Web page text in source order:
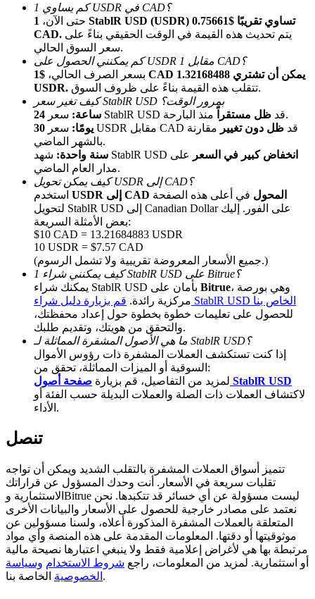
الإحالة
قم بدعوة صديق لتحصل على مكافآت نقدية
Deposit CASHCAT & Win
Deposit CASHCAT & Win
Share 500000 CASHCAT prize pool
Exclusive for BitMart Users
Register & Trade to Win 500,000 USDT
Precious Metals Trading Carnival
Trade Gold & Silver · 33,333 USDT Bonus
كم يساوي 1 USDR في CAD؟
حتى الآن، 1 StablR USD (USDR) تساوي تقريبًا $0.75661
CAD.
سعر السوق الحالي.
كم يمكنني الحصول على USDR مقابل 1 CAD؟
بسعر الصرف الحالي،
$1 CAD يمكن أن تشتري 1.32168488
USDR.
تتقلب هذه القيمة بناءً على ظروف السوق.
كيف تغير سعر StablR USD بمرور الوقت؟
24 ساعة:
سعر StablR USD قد ظل مستقراً
منذ البارحة.
30 يومًا:
سعر USDR مقابل CAD قد ظل دون تغيير مقارنة
بالشهر الماضي.
سنة واحدة: شهد StablR USD انخفاض كبير في السعر
على
مدار العام الماضي.
كيف يمكن تحويل USDR إلى CAD؟
USDR إلى CAD المحول في أعلى هذه الصفحة
لتحويل StablR USD إلى Canadian Dollar على الفور. إليك
بعض الأمثلة السريعة:
$10 CAD = 13.21684883 USDR
10 USDR = $7.57 CAD
(جميع الأسعار المعروضة تقريبية ولا تشمل الرسوم.)
كيف يمكنني شراء 1 StablR USD على Bitrue؟
Bitrue، وهي بورصة
مركزية رائدة.
قم بزيارة دليل شراء StablR USD الخاص بنا
للحصول على تعليمات خطوة بخطوة حول إعداد محفظتك،
والتحقق من هويتك، وتقديم طلبك.
ما هي الأصول المشفرة المماثلة لـ StablR USD؟
إذا كنت تستكشف العملات المشفرة ذات رؤوس الأموال
السوقية أو الميزات المماثلة، تحقق من:
لمزيد من التفاصيل، قم بزيارة صفحة أصول StablR USD
لاكتشاف العملات ذات الصلة والعملات البديلة حسب الفئة أو
الأداء.
تنصل
تتميز أسواق العملات المشفرة بالتقلب الشديد ويمكن أن تواجه
تقلبات سريعة في الأسعار. أنت وحدك المسؤول عن قراراتك
الاستثمارية وBitrue ليست مسؤولة عن أي خسائر قد تتكبدها. نحن
نعتمد على مصادر خارجية للحصول على الأسعار والبيانات الأخرى
المتعلقة بالعملات المشفرة المذكورة أعلاه، ولسنا مسؤولين عن
موثوقيتها أو دقتها. المعلومات المقدمة على هذه المنصة وأي مواد
مرتبطة بها هي لأغراض إعلامية فقط ولا ينبغي اعتبارها نصيحة مالية
أو استثمارية. لمزيد من المعلومات، راجع شروط الاستخدام وسياسة
الخصوصية الخاصة بنا.